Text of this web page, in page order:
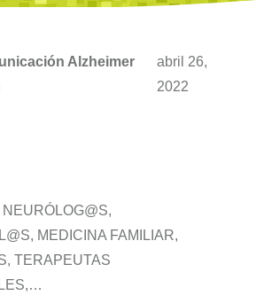
Alzheimer
abril 26,
2022
MEDICINA FAMILIAR,
TERAPEUTAS